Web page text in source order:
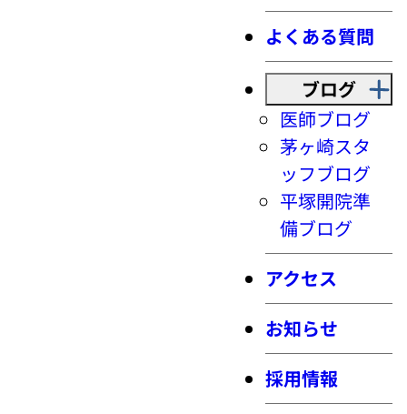
よくある質問
ブログ
医師ブログ
茅ヶ崎スタ
ッフブログ
平塚開院準
備ブログ
アクセス
お知らせ
採用情報